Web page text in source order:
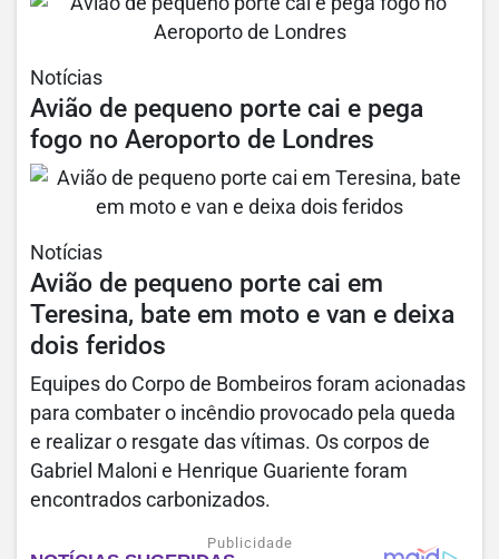
Notícias
Avião de pequeno porte cai e pega
fogo no Aeroporto de Londres
Notícias
Avião de pequeno porte cai em
Teresina, bate em moto e van e deixa
dois feridos
Equipes do Corpo de Bombeiros foram acionadas
para combater o incêndio provocado pela queda
e realizar o resgate das vítimas. Os corpos de
Gabriel Maloni e Henrique Guariente foram
encontrados carbonizados.
Publicidade